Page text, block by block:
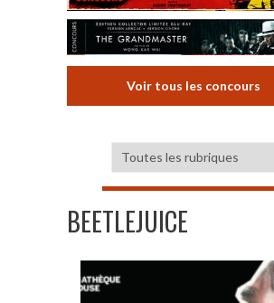
Voir tous les concours
BEETLEJUICE